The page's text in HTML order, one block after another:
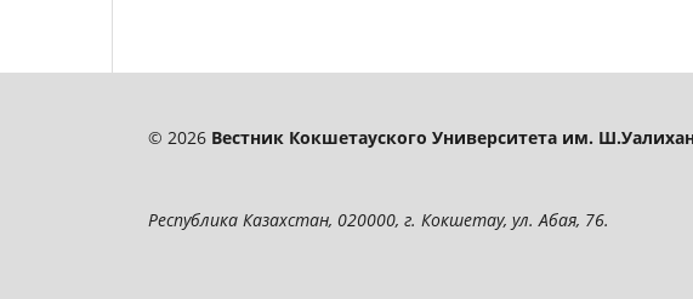
© 2026 Вестник Кокшетауского Университета им.
Республика Казахстан, 020000, г. Кокшетау, ул. Абая, 76.